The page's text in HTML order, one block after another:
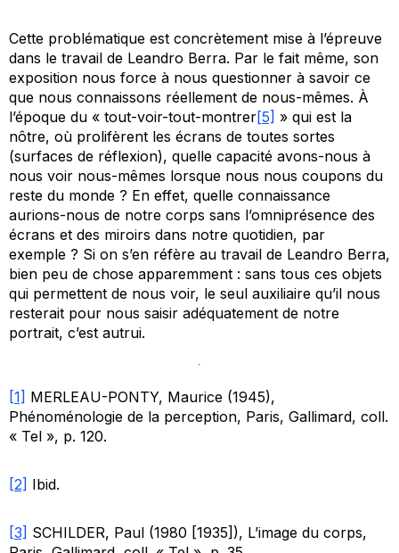
Cette problématique est concrètement mise à l’épreuve
dans le travail de Leandro Berra. Par le fait même, son
exposition nous force à nous questionner à savoir ce
que nous connaissons réellement de nous-mêmes. À
l’époque du « tout-voir-tout-montrer[5] » qui est la
nôtre, où prolifèrent les écrans de toutes sortes
(surfaces de réflexion), quelle capacité avons-nous à
nous voir nous-mêmes lorsque nous nous coupons du
reste du monde ? En effet, quelle connaissance
aurions-nous de notre corps sans l’omniprésence des
écrans et des miroirs dans notre quotidien, par
exemple ? Si on s’en réfère au travail de Leandro Berra,
bien peu de chose apparemment : sans tous ces objets
qui permettent de nous voir, le seul auxiliaire qu’il nous
resterait pour nous saisir adéquatement de notre
portrait, c’est autrui.
[1] MERLEAU-PONTY, Maurice (1945),
Phénoménologie de la perception, Paris, Gallimard, coll.
« Tel », p. 120.
[2] Ibid.
[3] SCHILDER, Paul (1980 [1935]), L’image du corps,